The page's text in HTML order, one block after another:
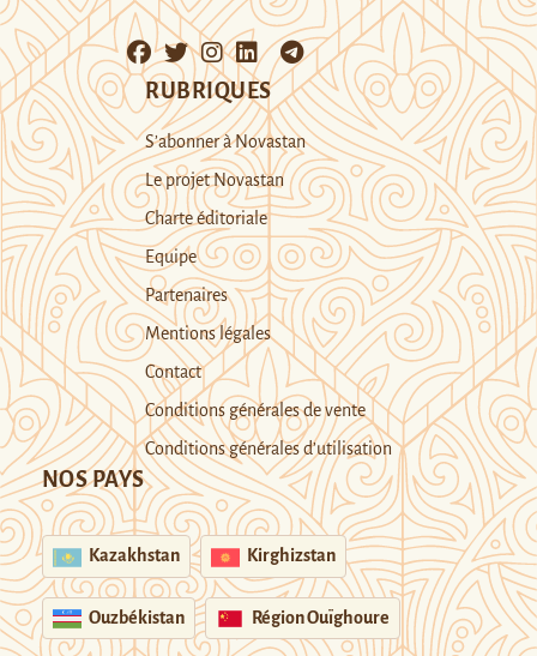
RUBRIQUES
S’abonner à Novastan
Le projet Novastan
Charte éditoriale
Equipe
Partenaires
Mentions légales
Contact
Conditions générales de vente
Conditions générales d’utilisation
NOS PAYS
Kazakhstan Kirghizstan
Ouzbékistan Région Ouïghoure